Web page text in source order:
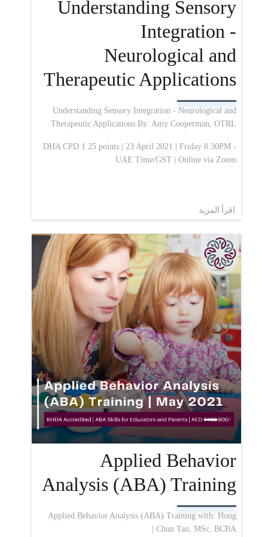
Understanding Sensory
Integration -
Neurological and
Therapeutic Applications
Understanding Sensory Integration - Neurological and
Therapeutic Applications By: Amy Cooperman, OTRL
DHA CPD 1.25 points | 23 April 2021 | Friday 8:30PM -
UAE Time/GST | Online via Zoom
اقرأ المزيد
Applied Behavior
Analysis (ABA) Training
Applied Behavior Analysis (ABA) Training with: Hong
Chun Tan, MSc, BCBA |